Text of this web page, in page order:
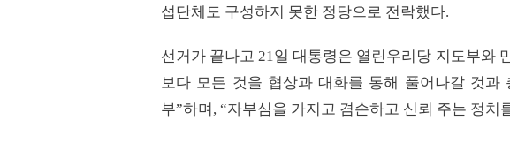
섭단체도 구성하지 못한 정당으로 전락했다.
선거가 끝나고 21일 대통령은 열린우리당 지도부와
보다 모든 것을 협상과 대화를 통해 풀어나갈 것
부”하며, “자부심을 가지고 겸손하고 신뢰 주는 정치